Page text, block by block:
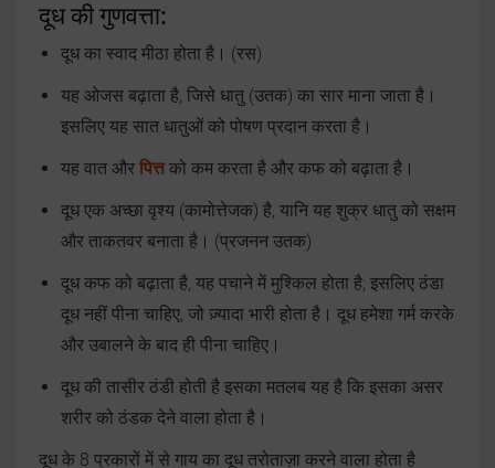
दूध की गुणवत्ता:
दूध का स्वाद मीठा होता है। (रस)
यह ओजस बढ़ाता है, जिसे धातु (उतक) का सार माना जाता है।
इसलिए यह सात धातुओं को पोषण प्रदान करता है।
यह वात और पित्तको कम करता है और कफ को बढ़ाता है।
दूध एक अच्छा वृश्य (कामोत्तेजक) है, यानि यह शुक्र धातु को सक्षम
और ताकतवर बनाता है। (प्रजनन उतक)
दूध कफ को बढ़ाता है, यह पचाने में मुश्किल होता है; इसलिए ठंडा
दूध नहीं पीना चाहिए, जो ज़्यादा भारी होता है। दूध हमेशा गर्म करके
और उबालने के बाद ही पीना चाहिए।
दूध की तासीर ठंडी होती है इसका मतलब यह है कि इसका असर
शरीर को ठंडक देने वाला होता है।
दूध के 8 प्रकारों में से गाय का दूध तरोताज़ा करने वाला होता है